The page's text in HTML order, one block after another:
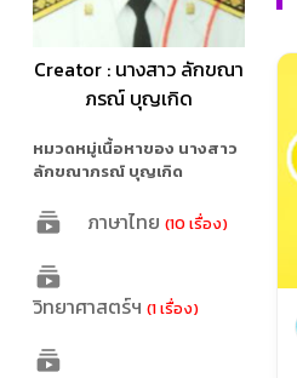
Creator : นางสาว ลักขณา
ภรณ์ บุญเกิด
หมวดหมู่เนื้อหาของ นางสาว
ลักขณาภรณ์ บุญเกิด
ภาษาไทย (10 เรื่อง)
วิทยาศาสตร์ฯ (1 เรื่อง)